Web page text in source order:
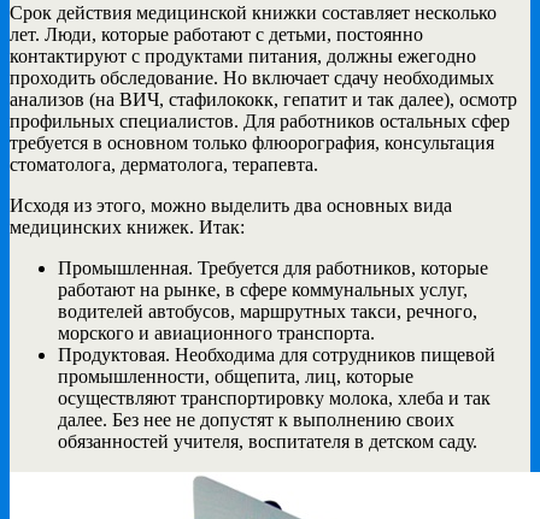
Срок действия медицинской книжки составляет несколько
лет. Люди, которые работают с детьми, постоянно
контактируют с продуктами питания, должны ежегодно
проходить обследование. Но включает сдачу необходимых
анализов (на ВИЧ, стафилококк, гепатит и так далее), осмотр
профильных специалистов. Для работников остальных сфер
требуется в основном только флюорография, консультация
стоматолога, дерматолога, терапевта.
Исходя из этого, можно выделить два основных вида
медицинских книжек. Итак:
Промышленная. Требуется для работников, которые
работают на рынке, в сфере коммунальных услуг,
водителей автобусов, маршрутных такси, речного,
морского и авиационного транспорта.
Продуктовая. Необходима для сотрудников пищевой
промышленности, общепита, лиц, которые
осуществляют транспортировку молока, хлеба и так
далее. Без нее не допустят к выполнению своих
обязанностей учителя, воспитателя в детском саду.